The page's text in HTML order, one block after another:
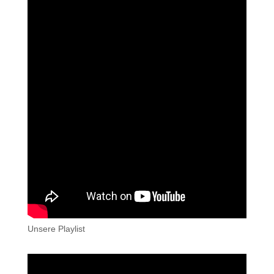
Unsere Playlist